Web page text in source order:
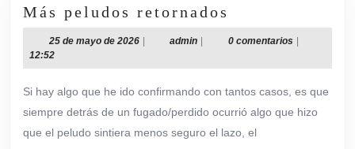
Más peludos retornados
peludos
retornados
25 de mayo de 202625
mayo
2026
| adminadmin
| 0 comentarios |
12:52
Si hay algo que he ido confirmando con tantos casos, es que
siempre detrás de un fugado/perdido ocurrió algo que hizo
que el peludo sintiera menos seguro el lazo, el